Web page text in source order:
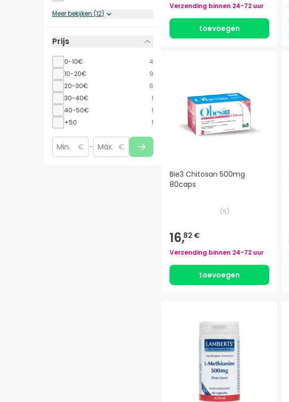
Meer bekijken (12)
Prijs
0-10€
4
10-20€
9
20-30€
6
30-40€
1
40-50€
1
+50
1
€ – €
Verzending binnen 24-72 uur
toevoegen
Bie3 Chitosan 500mg
80caps
(5)
16,82 €
Verzending binnen 24-72 uur
toevoegen